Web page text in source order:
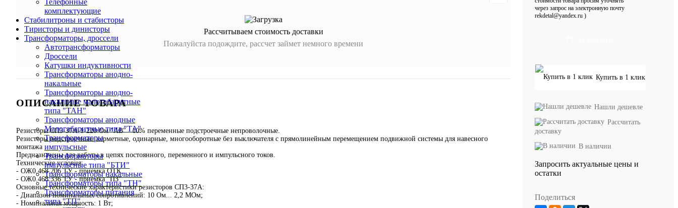
Телефонные
комплектующие
Стабилитроны и стабисторы
Тиристоры и динисторы
Трансформаторы, дроссели
Автотрансформаторы
Дроссели
Катушки индуктивности
Трансформаторы анодно-
накальные
Трансформаторы анодно-
накальные малогабаритные
типа "ТАН"
Трансформаторы анодные
Малогабаритные типа "ТА"
Трансформаторы
импульсные
Трансформаторы
импульсные типа "БТИ"
Трансформаторы накальные
Трансформаторы типа "ТН"
Трансформаторы питания
типа "ТП"
Рассчитываем стоимость доставки
Пожалуйста подождите, рассчет займет немного времени
ОПИСАНИЕ ТОВАРА
Резисторы СП3-37А-1-220 Ом "АВ" 10% переменные подстроечные непроволочные.
Резисторы подстроечные, керметные, одинарные, многооборотные без выключателя с прямолинейным перемещением подвижной системы для навесного
монтажа
Предназначены для работы в цепях постоянного, переменного и импульсного токов.
Технические условия:
- ОЖ0.468.206 ТУ - приемка ОТК,
- ОЖ0.468.336 ТУ - приемка "ПЗ"
Основные технические характеристики резисторов СП3-37А:
- Диапазон номинальных сопротивлений: 10 Ом... 2,2 МОм;
- Номинальная мощность: 1 Вт;
через запрос на электронную почту
rekdetal@yandex.ru )
Купить в 1 клик
Нашли дешевле
Рассчитать
доставку
В наличии
Запросить актуальные цены и
остатки
Поделиться